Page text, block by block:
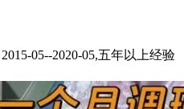
05--2020-05,五年以上经验